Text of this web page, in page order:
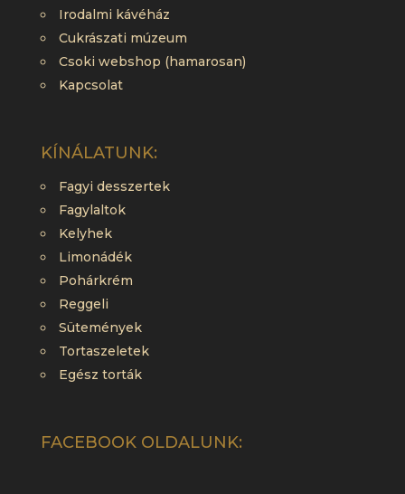
Irodalmi kávéház
Cukrászati múzeum
Csoki webshop (hamarosan)
Kapcsolat
KÍNÁLATUNK:
Fagyi desszertek
Fagylaltok
Kelyhek
Limonádék
Pohárkrém
Reggeli
Sütemények
Tortaszeletek
Egész torták
FACEBOOK OLDALUNK: